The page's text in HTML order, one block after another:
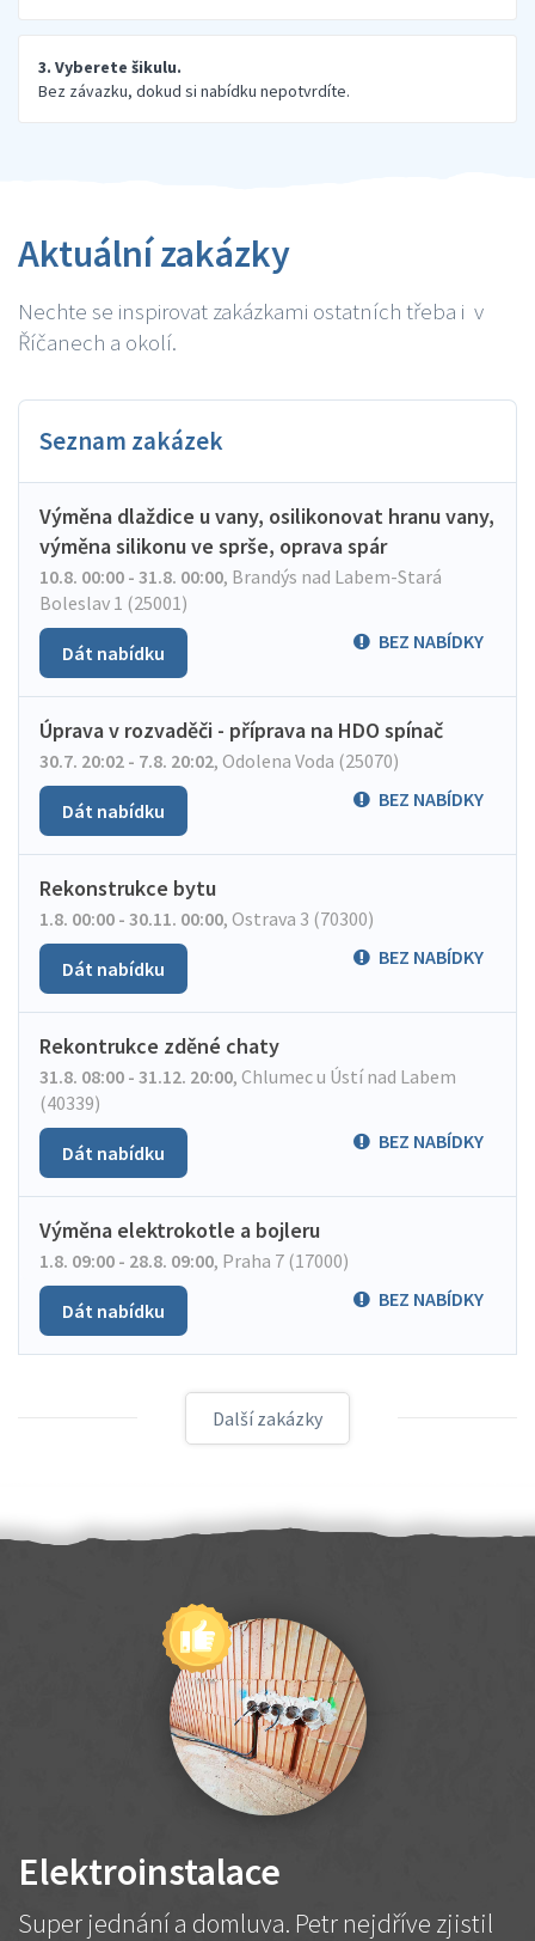
3. Vyberete šikulu.
Bez závazku, dokud si nabídku nepotvrdíte.
Aktuální zakázky
Nechte se inspirovat zakázkami ostatních třeba i v
Říčanech a okolí.
Seznam zakázek
Výměna dlaždice u vany, osilikonovat hranu vany,
výměna silikonu ve sprše, oprava spár
10.8. 00:00 - 31.8. 00:00, Brandýs nad Labem-Stará
Boleslav 1 (25001)
BEZ NABÍDKY
Dát nabídku
Úprava v rozvaděči - příprava na HDO spínač
30.7. 20:02 - 7.8. 20:02, Odolena Voda (25070)
BEZ NABÍDKY
Dát nabídku
Rekonstrukce bytu
1.8. 00:00 - 30.11. 00:00, Ostrava 3 (70300)
BEZ NABÍDKY
Dát nabídku
Rekontrukce zděné chaty
31.8. 08:00 - 31.12. 20:00, Chlumec u Ústí nad Labem
(40339)
BEZ NABÍDKY
Dát nabídku
Výměna elektrokotle a bojleru
1.8. 09:00 - 28.8. 09:00, Praha 7 (17000)
BEZ NABÍDKY
Dát nabídku
Další zakázky
Elektroinstalace
Super jednání a domluva. Petr nejdříve zjistil